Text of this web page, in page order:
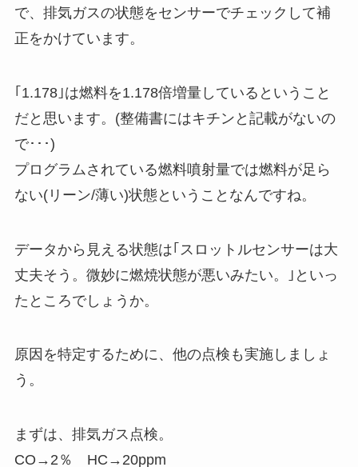
で、排気ガスの状態をセンサーでチェックして補
正をかけています。
｢1.178｣は燃料を1.178倍増量しているということ
だと思います。(整備書にはキチンと記載がないの
で･･･)
プログラムされている燃料噴射量では燃料が足ら
ない(リーン/薄い)状態ということなんですね。
データから見える状態は｢スロットルセンサーは大
丈夫そう。微妙に燃焼状態が悪いみたい。｣といっ
たところでしょうか。
原因を特定するために、他の点検も実施しましょ
う。
まずは、排気ガス点検。
CO→2％ HC→20ppm